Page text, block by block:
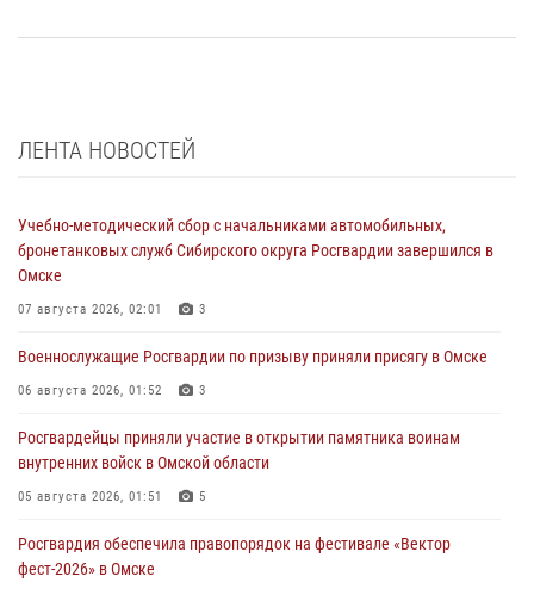
ЛЕНТА НОВОСТЕЙ
Учебно-методический сбор с начальниками автомобильных,
бронетанковых служб Сибирского округа Росгвардии завершился в
Омске
07 августа 2026, 02:01 3
Военнослужащие Росгвардии по призыву приняли присягу в Омске
06 августа 2026, 01:52 3
Росгвардейцы приняли участие в открытии памятника воинам
внутренних войск в Омской области
05 августа 2026, 01:51 5
Росгвардия обеспечила правопорядок на фестивале «Вектор
фест-2026» в Омске